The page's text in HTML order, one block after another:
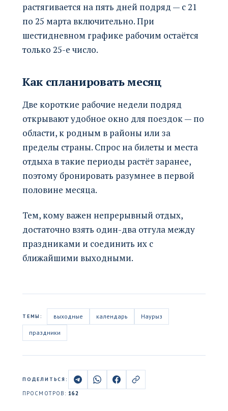
растягивается на пять дней подряд — с 21
по 25 марта включительно. При
шестидневном графике рабочим остаётся
только 25-е число.
Как спланировать месяц
Две короткие рабочие недели подряд
открывают удобное окно для поездок — по
области, к родным в районы или за
пределы страны. Спрос на билеты и места
отдыха в такие периоды растёт заранее,
поэтому бронировать разумнее в первой
половине месяца.
Тем, кому важен непрерывный отдых,
достаточно взять один-два отгула между
праздниками и соединить их с
ближайшими выходными.
ТЕМЫ: выходные календарь Наурыз
праздники
ПОДЕЛИТЬСЯ:
ПРОСМОТРОВ:162